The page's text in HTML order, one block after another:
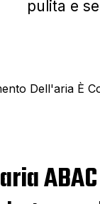
pulita e
Dell'aria È
ABAC